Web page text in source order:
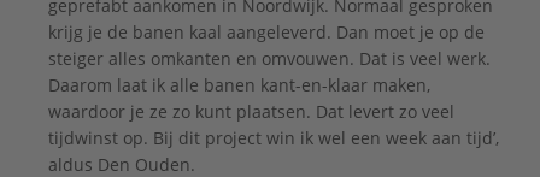
geprefabt aankomen in Noordwijk. Normaal gesproken
krijg je de banen kaal aangeleverd. Dan moet je op de
steiger alles omkanten en omvouwen. Dat is veel werk.
Daarom laat ik alle banen kant-en-klaar maken,
waardoor je ze zo kunt plaatsen. Dat levert zo veel
tijdwinst op. Bij dit project win ik wel een week aan tijd’,
aldus Den Ouden.